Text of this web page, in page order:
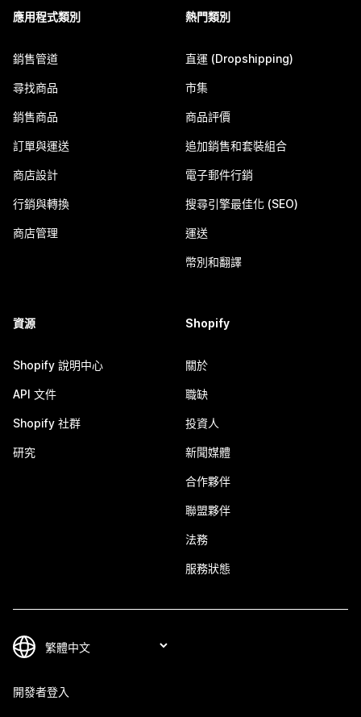
應用程式類別
銷售管道
尋找商品
銷售商品
訂單與運送
商店設計
行銷與轉換
商店管理
熱門類別
直運 (Dropshipping)
市集
商品評價
追加銷售和套裝組合
電子郵件行銷
搜尋引擎最佳化 (SEO)
運送
幣別和翻譯
資源
Shopify 說明中心
API 文件
Shopify 社群
研究
Shopify
關於
職缺
投資人
新聞媒體
合作夥伴
聯盟夥伴
法務
服務狀態
開發者登入